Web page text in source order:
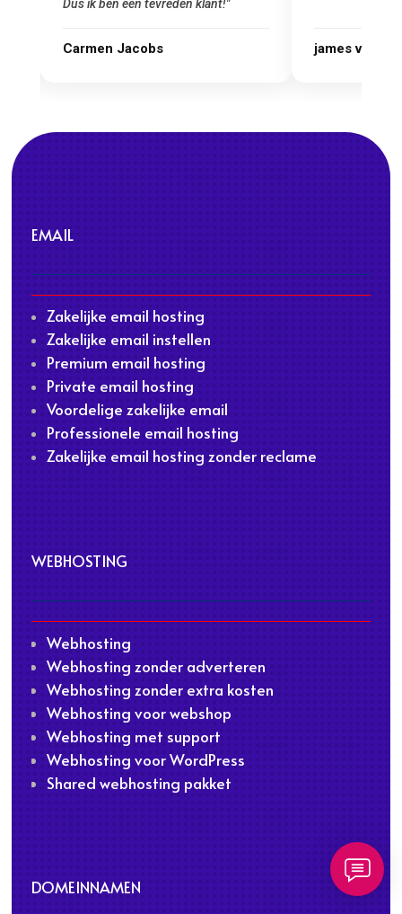
james van oranje Marcel Thijs
EMAIL
Zakelijke email hosting
Zakelijke email instellen
Premium email hosting
Private email hosting
Voordelige zakelijke email
Professionele email hosting
Zakelijke email hosting zonder reclame
WEBHOSTING
Webhosting
Webhosting zonder adverteren
Webhosting zonder extra kosten
Webhosting voor webshop
Webhosting met support
Webhosting voor WordPress
Shared webhosting pakket
DOMEINNAMEN